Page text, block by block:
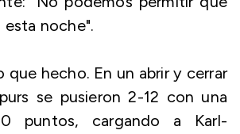
noche".
que hecho. En un abrir y cerrar
se pusieron 2-12 con una
puntos, cargando a Karl-